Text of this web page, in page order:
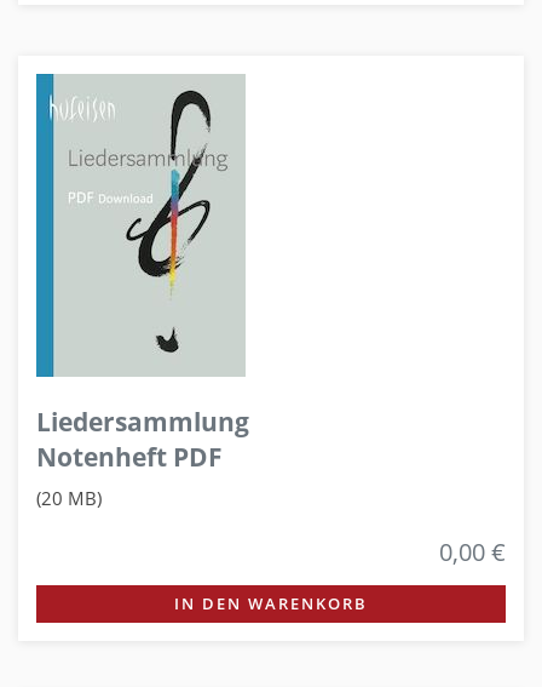
Liedersammlung
Notenheft PDF
(20 MB)
0,00 €
IN DEN WARENKORB